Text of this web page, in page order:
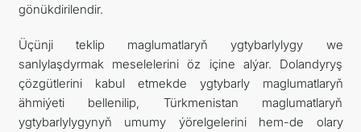
gönükdirilendir.
Üçünji teklip maglumatlaryň ygtybarlylygy we
sanlylaşdyrmak meselelerini öz içine alýar. Dolandyryş
çözgütlerini kabul etmekde ygtybarly maglumatlaryň
ähmiýeti bellenilip, Türkmenistan maglumatlaryň
ygtybarlylygynyň umumy ýörelgelerini hem-de olary